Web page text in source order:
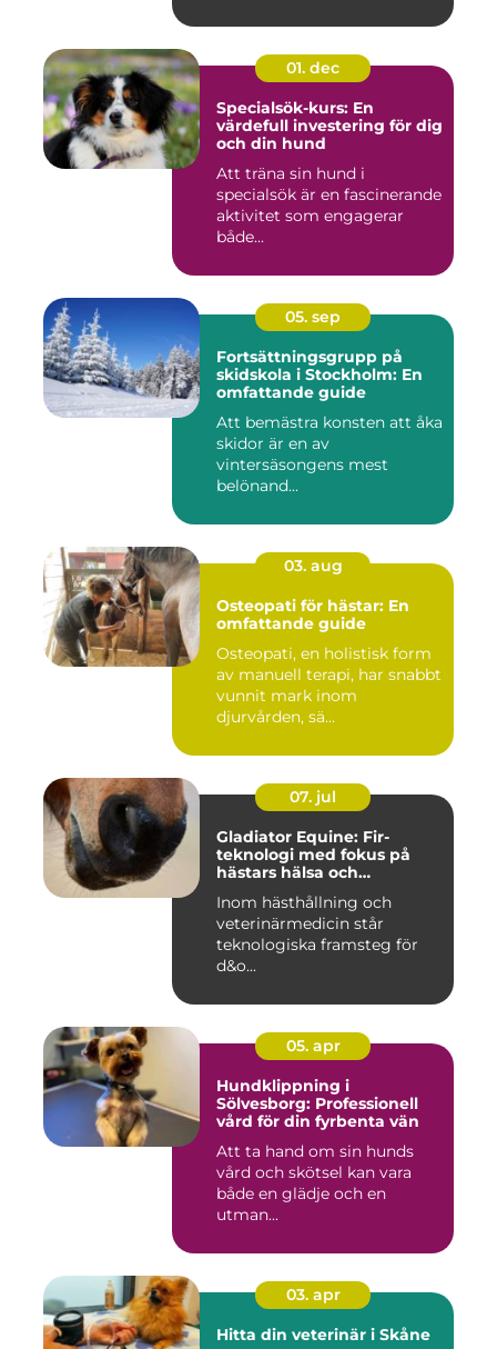
01. dec
Specialsök-kurs: En
värdefull investering för dig
och din hund
Att träna sin hund i
specialsök är en fascinerande
aktivitet som engagerar
både...
05. sep
Fortsättningsgrupp på
skidskola i Stockholm: En
omfattande guide
Att bemästra konsten att åka
skidor är en av
vintersäsongens mest
belönand...
03. aug
Osteopati för hästar: En
omfattande guide
Osteopati, en holistisk form
av manuell terapi, har snabbt
vunnit mark inom
djurvården, sä...
07. jul
Gladiator Equine: Fir-
teknologi med fokus på
hästars hälsa och
Inom hästhållning och
veterinärmedicin står
teknologiska framsteg för
d&o...
05. apr
Hundklippning i
Sölvesborg: Professionell
vård för din fyrbenta vän
Att ta hand om sin hunds
vård och skötsel kan vara
både en glädje och en
utman...
03. apr
Hitta din veterinär i Skåne